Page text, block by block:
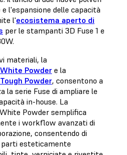
l'espansione delle capacità
l'ecosistema aperto di
per le stampanti 3D Fuse 1 e
materiali, la
White Powdere la
Powder, consentono a
la serie Fuse di ampliare le
in-house. La
Powder semplifica
i workflow avanzati di
consentendo di
esteticamente